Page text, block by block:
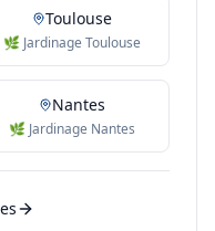
Toulouse
🌿 Jardinage Toulouse
Nantes
🌿 Jardinage Nantes